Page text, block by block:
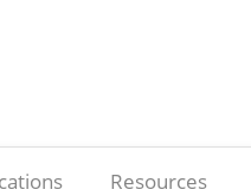
Resources